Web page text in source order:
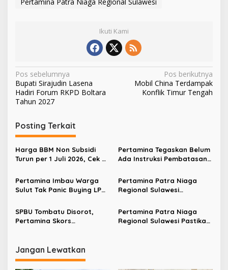
Ikuti Kami
N
a
v
i
g
a
s
i
p
s
Pos sebelumnya
Bupati Sirajudin Lasena
Hadiri Forum RKPD Boltara
Tahun 2027
Pos berikutnya
Mobil China Terdampak
Konflik Timur Tengah
Posting Terkait
Harga BBM Non Subsidi
Turun per 1 Juli 2026, Cek di
Pertamina Tegaskan Belum
Ada Instruksi Pembatasan
Kapasitas Kendaraan
Pertamina Imbau Warga
Sulut Tak Panic Buying LPG
Pertamina Patra Niaga
Regional Sulawesi
Sembako Bersubsidi untuk
Warga Kendari
SPBU Tombatu Disorot,
Pertamina Skors
BBM Subsidi
Pertamina Patra Niaga
Regional Sulawesi Pastikan
Jangan Lewatkan